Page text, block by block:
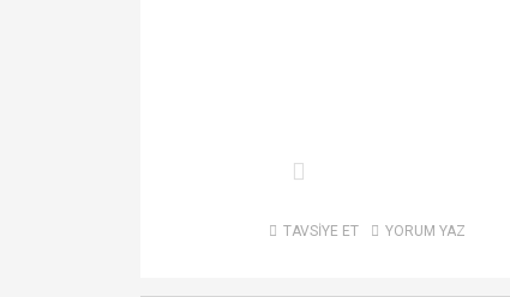
TAVSİYE ET YORUM YAZ